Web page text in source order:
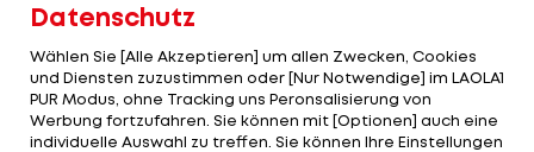
(Text wird unter dem Video fortgesetzt)
Der legendäre Durchmarsch des FC
Wacker Tirol I #Zwarakonferenz History
Am Stammtisch
Christopher Knett
Datenschutz
Wählen Sie [Alle Akzeptieren] um allen Zwecken, Cookies
und Diensten zuzustimmen oder [Nur Notwendige] im LAOLA1
PUR Modus, ohne Tracking uns Peronsalisierung von
Werbung fortzufahren. Sie können mit [Optionen] auch eine
individuelle Auswahl zu treffen. Sie können Ihre Einstellungen